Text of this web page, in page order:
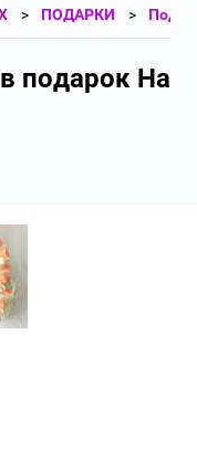
ПОДАРКИ
подарок На